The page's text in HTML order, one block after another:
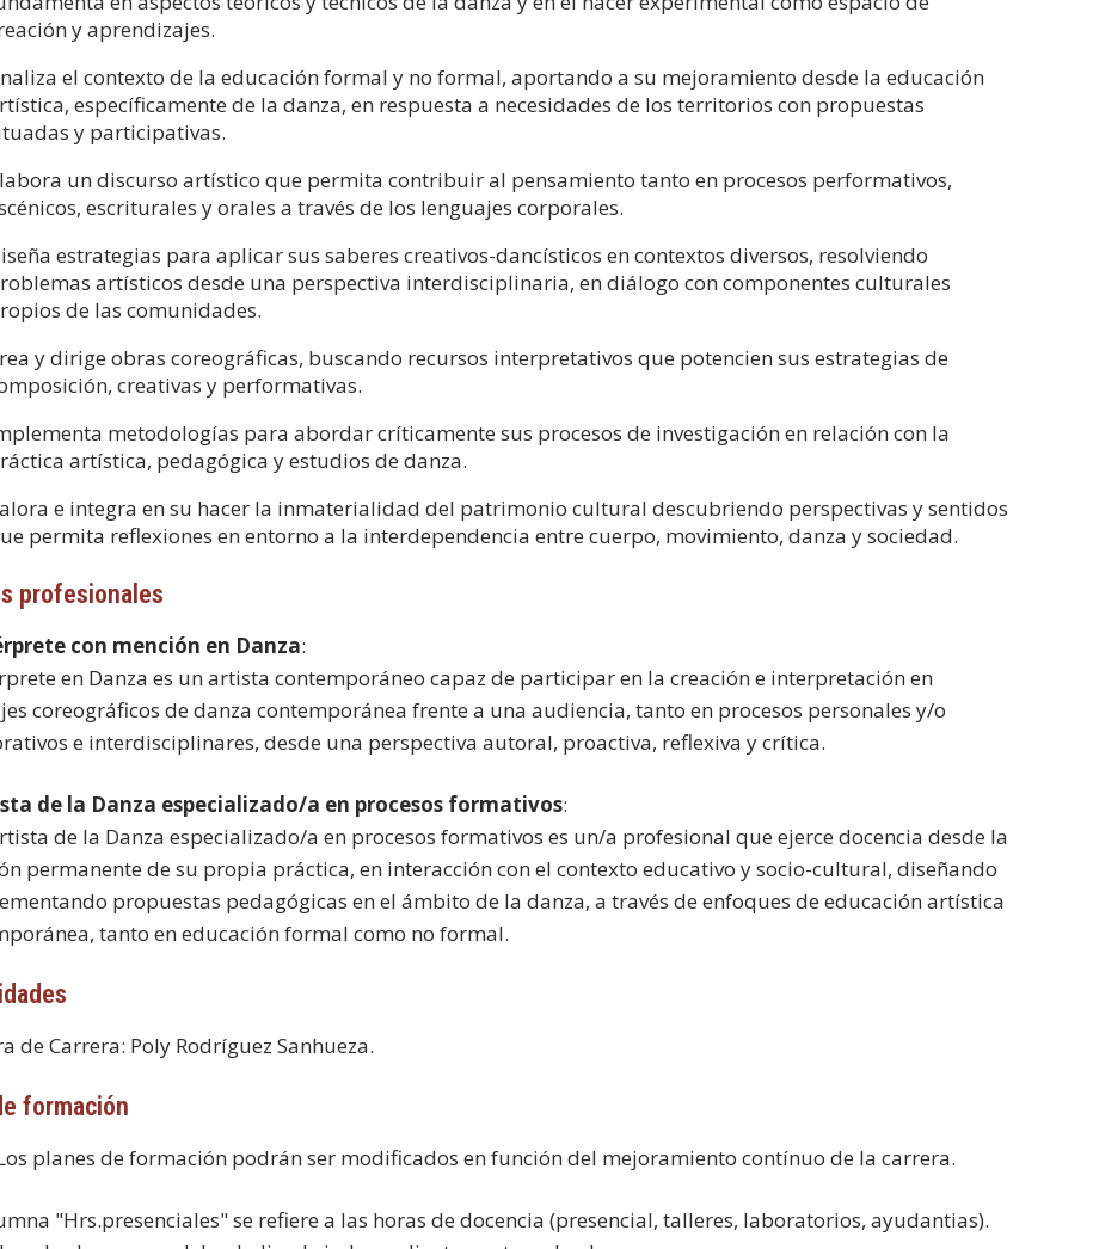
y aprendizajes.
el contexto de la educación formal y no formal, aportando a su mejoramiento desde la educación
específicamente de la danza, en respuesta a necesidades de los territorios con propuestas
y participativas.
un discurso artístico que permita contribuir al pensamiento tanto en procesos performativos,
escriturales y orales a través de los lenguajes corporales.
estrategias para aplicar sus saberes creativos-dancísticos en contextos diversos, resolviendo
artísticos desde una perspectiva interdisciplinaria, en diálogo con componentes culturales
de las comunidades.
y dirige obras coreográficas, buscando recursos interpretativos que potencien sus estrategias de
creativas y performativas.
metodologías para abordar críticamente sus procesos de investigación en relación con la
artística, pedagógica y estudios de danza.
e integra en su hacer la inmaterialidad del patrimonio cultural descubriendo perspectivas y sentidos
permita reflexiones en entorno a la interdependencia entre cuerpo, movimiento, danza y sociedad.
profesionales
con mención en Danza:
en Danza es un artista contemporáneo capaz de participar en la creación e interpretación en
coreográficos de danza contemporánea frente a una audiencia, tanto en procesos personales y/o
e interdisciplinares, desde una perspectiva autoral, proactiva, reflexiva y crítica.
de la Danza especializado/a en procesos formativos:
de la Danza especializado/a en procesos formativos es un/a profesional que ejerce docencia desde la
permanente de su propia práctica, en interacción con el contexto educativo y socio-cultural, diseñando
propuestas pedagógicas en el ámbito de la danza, a través de enfoques de educación artística
tanto en educación formal como no formal.
de Carrera: Poly Rodríguez Sanhueza.
formación
planes de formación podrán ser modificados en función del mejoramiento contínuo de la carrera.
"Hrs.presenciales" se refiere a las horas de docencia (presencial, talleres, laboratorios, ayudantias).